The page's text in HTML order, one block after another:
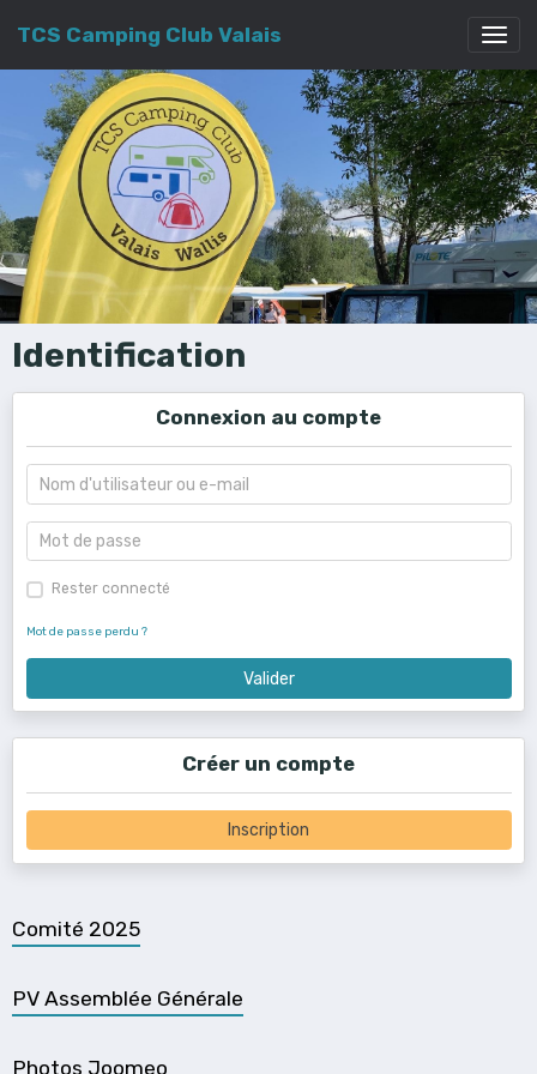
TCS Camping Club Valais
Identification
Connexion au compte
Rester connecté
Mot de passe perdu ?
Valider
Créer un compte
Inscription
Comité 2025
PV Assemblée Générale
Photos Joomeo